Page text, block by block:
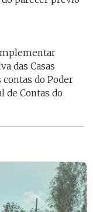
das Casas
do Poder
de Contas do